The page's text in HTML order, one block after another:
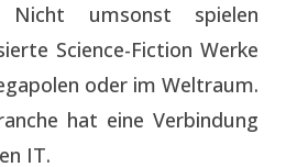
Nicht umsonst spielen
Science-Fiction Werke
oder im Weltraum.
hat eine Verbindung
IT.